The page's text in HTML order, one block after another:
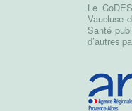
Le
Vaucluse
Santé
d’autres